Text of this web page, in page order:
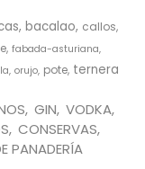
bacalao callos
fabada-asturiana
orujo pote ternera
GIN VODKA
CONSERVAS
PANADERÍA